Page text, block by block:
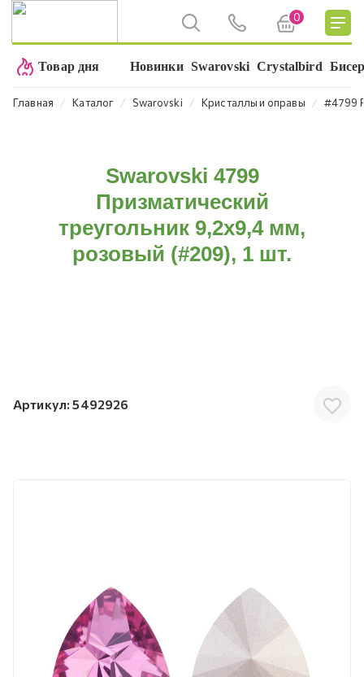
0
Товар дня Новинки Swarovski Crystalbird
Главная ⁄ Каталог ⁄ Swarovski ⁄ Кристаллы и оправы ⁄ #4799
Swarovski 4799
Призматический
треугольник 9,2x9,4 мм,
розовый (#209), 1 шт.
Артикул: 5492926